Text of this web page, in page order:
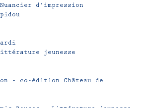
d’impression
jeunesse
– co-édition Château de